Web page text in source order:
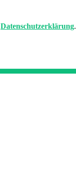
Datenschutzerklärung.